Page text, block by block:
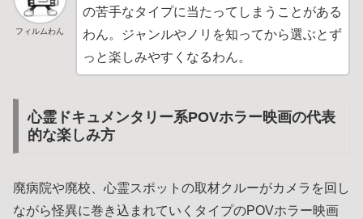
フィルムわん
の苦手なタイプに当たってしまうことがある
わん。ジャンルやノリを知ってから選ぶとず
っと楽しみやすくなるわん。
心霊ドキュメンタリー系POVホラー映画の代表
的な楽しみ方
廃病院や廃校、心霊スポットの取材クルーがカメラを回し
ながら怪異に巻き込まれていくタイプのPOVホラー映画